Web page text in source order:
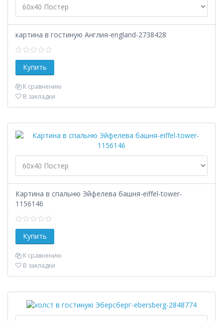
картина в гостиную Англия-england-2738428
К сравнению
В закладки
Картина в спальню Эйфелева башня-eiffel-tower-
1156146
К сравнению
В закладки